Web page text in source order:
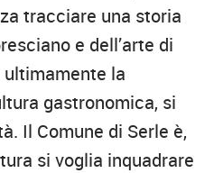
tracciare una storia
e dell’arte di
la
gastronomica, si
Il Comune di Serle è,
si voglia inquadrare